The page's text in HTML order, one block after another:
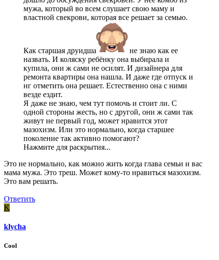
мужа, который во всем слушает свою маму и
властной свекрови, которая все решает за семью.
Как старшая друидша
не знаю как ее
назвать. И коляску ребёнку она выбирала и
купила, они ж сами не осилят. И дизайнера для
ремонта квартиры она нашла. И даже где отпуск и
нг отметить она решает. Естественно она с ними
везде ездит.
Я даже не знаю, чем тут помочь и стоит ли. С
одной стороны жесть, но с другой, они ж сами так
живут не первый год, может нравится этот
мазохизм. Или это нормально, когда старшее
поколение так активно помогают?
Нажмите для раскрытия...
Это не нормально, как можно жить когда глава семьи и вас
мама мужа. Это треш. Может кому-то нравиться мазохизм.
Это вам решать.
Ответить
K
klycha
Cool